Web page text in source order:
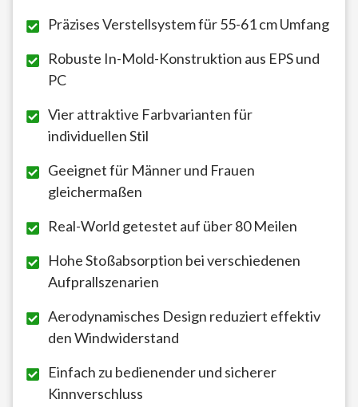
Präzises Verstellsystem für 55-61 cm Umfang
Robuste In-Mold-Konstruktion aus EPS und
PC
Vier attraktive Farbvarianten für
individuellen Stil
Geeignet für Männer und Frauen
gleichermaßen
Real-World getestet auf über 80 Meilen
Hohe Stoßabsorption bei verschiedenen
Aufprallszenarien
Aerodynamisches Design reduziert effektiv
den Windwiderstand
Einfach zu bedienender und sicherer
Kinnverschluss